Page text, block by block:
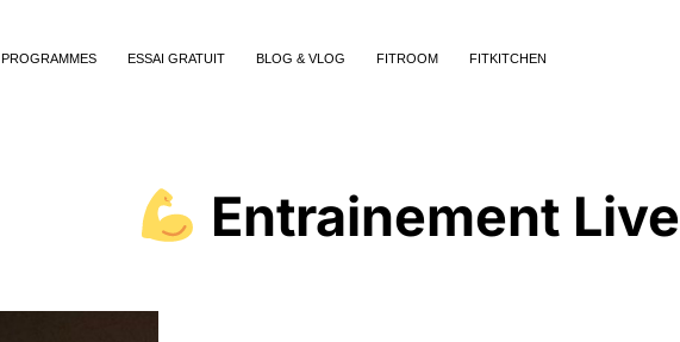
PROGRAMMES ESSAI GRATUIT BLOG & VLOG FITROOM FITKITCHEN
Entrainement Live